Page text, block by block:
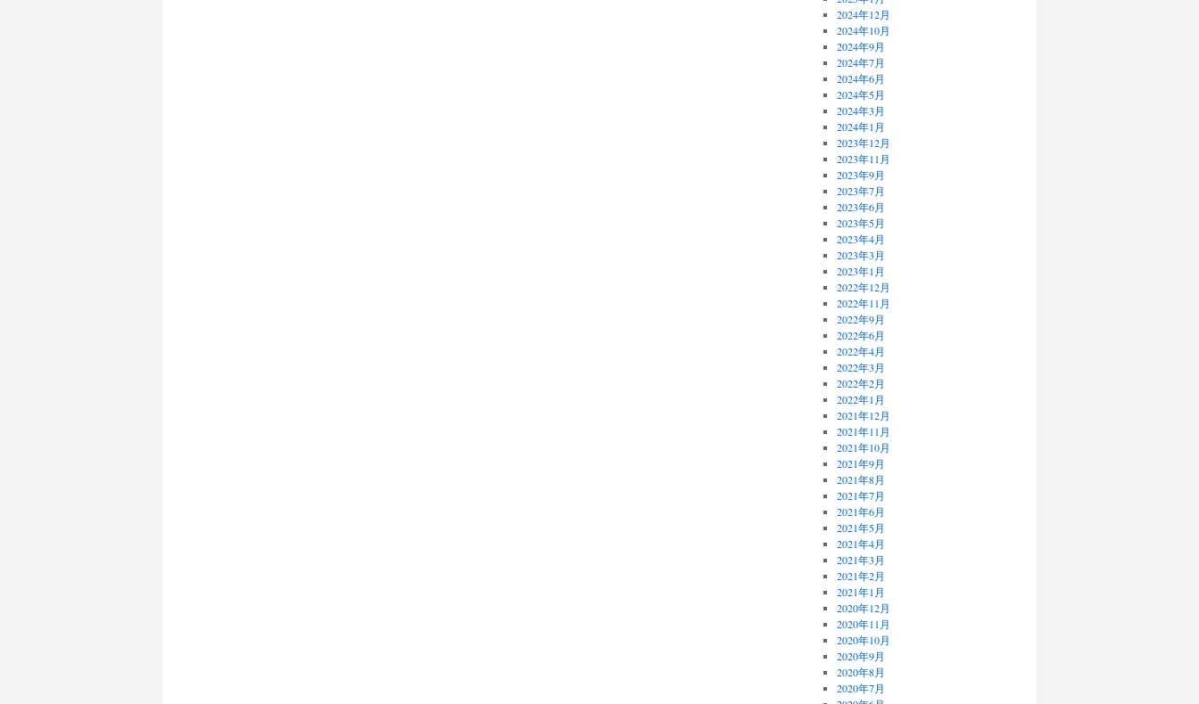
2024年12月
2024年10月
2024年9月
2024年7月
2024年6月
2024年5月
2024年3月
2024年1月
2023年12月
2023年11月
2023年9月
2023年7月
2023年6月
2023年5月
2023年4月
2023年3月
2023年1月
2022年12月
2022年11月
2022年9月
2022年6月
2022年4月
2022年3月
2022年2月
2022年1月
2021年12月
2021年11月
2021年10月
2021年9月
2021年8月
2021年7月
2021年6月
2021年5月
2021年4月
2021年3月
2021年2月
2021年1月
2020年12月
2020年11月
2020年10月
2020年9月
2020年8月
2020年7月